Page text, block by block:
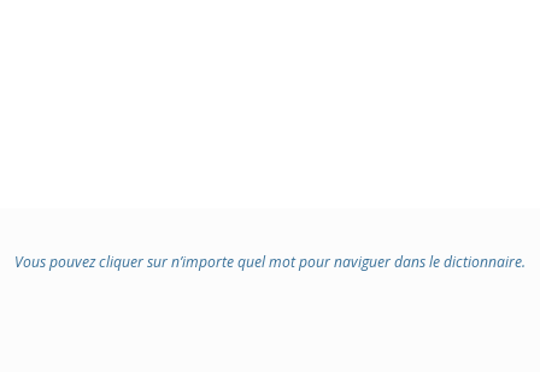
Vous pouvez cliquer sur n’importe quel mot pour naviguer dans le dictionnaire.